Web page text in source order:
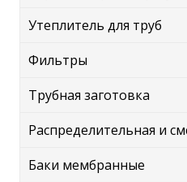
Утеплитель для труб
Фильтры
Трубная заготовка
Распределительная и
Баки мембранные